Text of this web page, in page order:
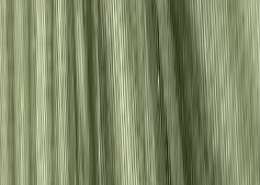
хаки. Однотонная